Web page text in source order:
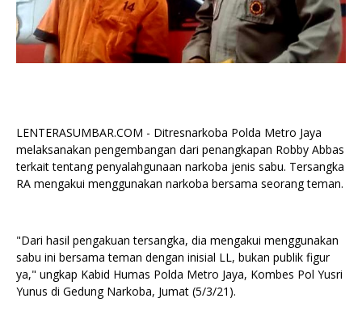
LENTERASUMBAR.COM - Ditresnarkoba Polda Metro Jaya
melaksanakan pengembangan dari penangkapan Robby Abbas
terkait tentang penyalahgunaan narkoba jenis sabu. Tersangka
RA mengakui menggunakan narkoba bersama seorang teman.
"Dari hasil pengakuan tersangka, dia mengakui menggunakan
sabu ini bersama teman dengan inisial LL, bukan publik figur
ya," ungkap Kabid Humas Polda Metro Jaya, Kombes Pol Yusri
Yunus di Gedung Narkoba, Jumat (5/3/21).